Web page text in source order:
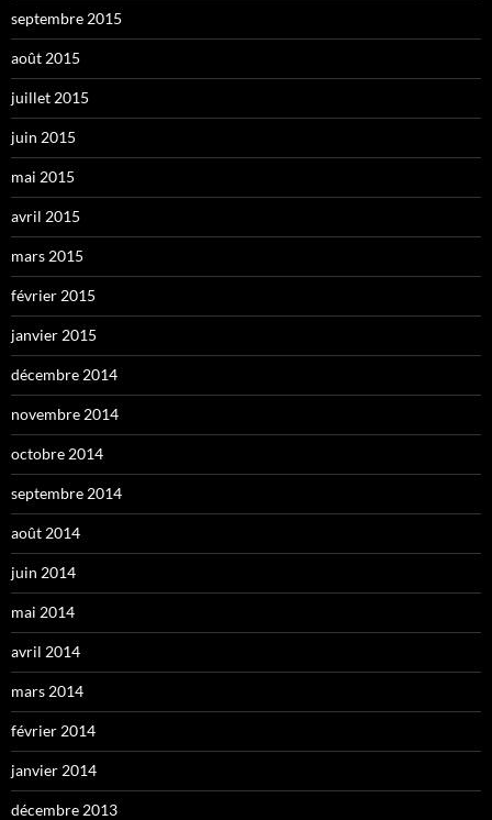
septembre 2015
août 2015
juillet 2015
juin 2015
mai 2015
avril 2015
mars 2015
février 2015
janvier 2015
décembre 2014
novembre 2014
octobre 2014
septembre 2014
août 2014
juin 2014
mai 2014
avril 2014
mars 2014
février 2014
janvier 2014
décembre 2013